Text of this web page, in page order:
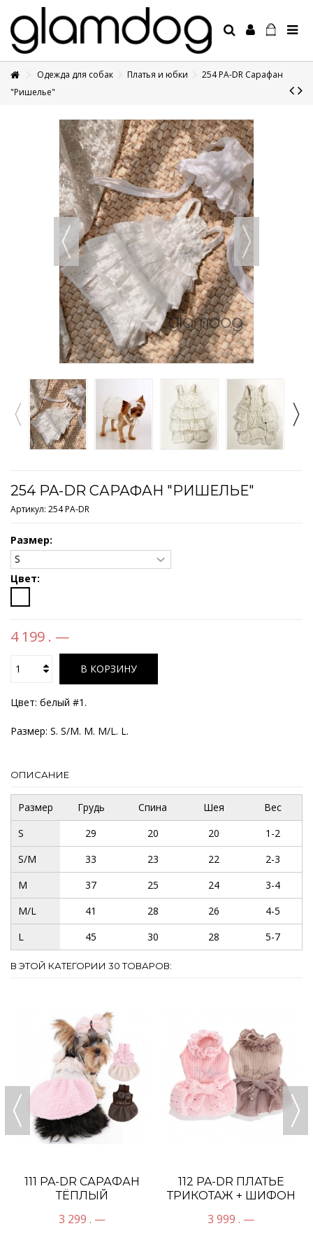
+7 495 1250410
Одежда для собак Платья и юбки
254 PA-DR Сарафан
"Ришелье"
254 PA-DR САРАФАН "РИШЕЛЬЕ"
Артикул: 254 PA-DR
Размер:
Цвет:
4 199 . —
В КОРЗИНУ
Цвет: белый #1.
Размер: S. S/M. M. M/L. L.
ОПИСАНИЕ
Размер Грудь Спина Шея
Вес
S
29 20 20
1-2
S/M
33 23 22
2-3
M
37 25 24
3-4
M/L
41 28 26
4-5
L
45 30 28 5-7
В ЭТОЙ КАТЕГОРИИ 30 ТОВАРОВ:
111 PA-DR САРАФАН
ТЁПЛЫЙ
3 299 . —
112 PA-DR ПЛАТЬЕ
ТРИКОТАЖ + ШИФОН
3 999 . —